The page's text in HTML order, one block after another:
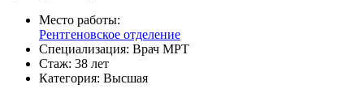
Место работы:
Рентгеновское отделение
Специализация: Врач МРТ
Стаж: 38 лет
Категория: Высшая